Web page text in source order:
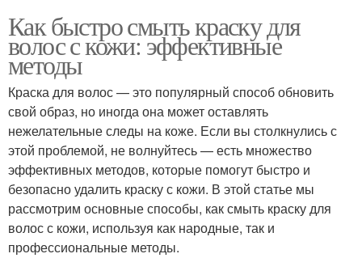
Как быстро смыть краску для
волос с кожи: эффективные
методы
Краска для волос — это популярный способ обновить
свой образ, но иногда она может оставлять
нежелательные следы на коже. Если вы столкнулись с
этой проблемой, не волнуйтесь — есть множество
эффективных методов, которые помогут быстро и
безопасно удалить краску с кожи. В этой статье мы
рассмотрим основные способы, как смыть краску для
волос с кожи, используя как народные, так и
профессиональные методы.